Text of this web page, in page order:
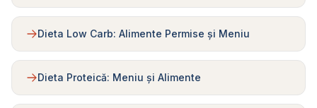
Dieta Low Carb: Alimente Permise și Meniu
Dieta Proteică: Meniu și Alimente